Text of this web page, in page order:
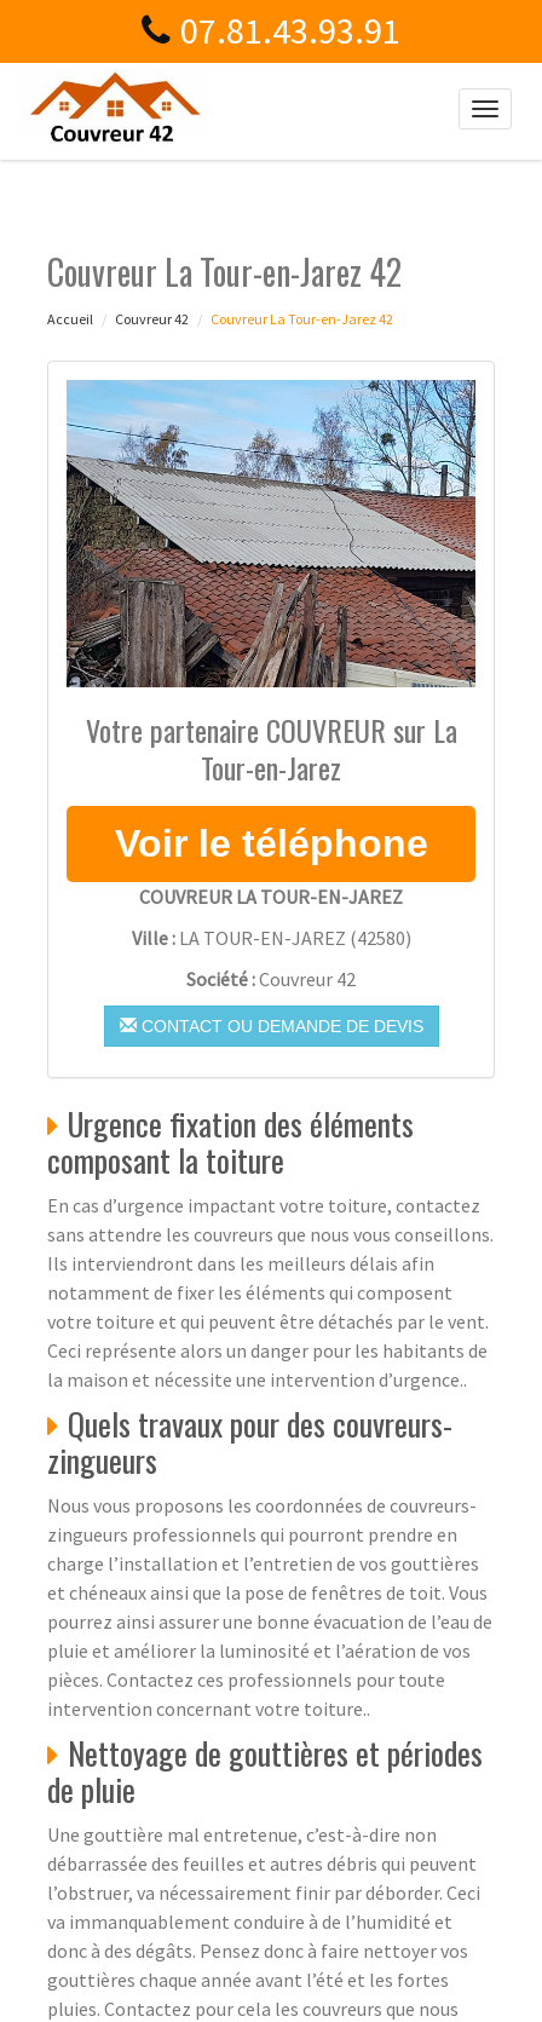
07.81.43.93.91
Toggle
Couvreur La Tour-en-Jarez 42
Accueil Couvreur 42 Couvreur La Tour-en-Jarez 42
Votre partenaire COUVREUR sur La
Tour-en-Jarez
COUVREUR LA TOUR-EN-JAREZ
Ville : LA TOUR-EN-JAREZ (42580)
Société :Couvreur 42
CONTACT OU DEMANDE DE DEVIS
Urgence fixation des éléments
composant la toiture
En cas d’urgence impactant votre toiture, contactez
sans attendre les couvreurs que nous vous conseillons.
Ils interviendront dans les meilleurs délais afin
notamment de fixer les éléments qui composent
votre toiture et qui peuvent être détachés par le vent.
Ceci représente alors un danger pour les habitants de
la maison et nécessite une intervention d’urgence..
Quels travaux pour des couvreurs-
zingueurs
Nous vous proposons les coordonnées de couvreurs-
zingueurs professionnels qui pourront prendre en
charge l’installation et l’entretien de vos gouttières
et chéneaux ainsi que la pose de fenêtres de toit. Vous
pourrez ainsi assurer une bonne évacuation de l’eau de
pluie et améliorer la luminosité et l’aération de vos
pièces. Contactez ces professionnels pour toute
intervention concernant votre toiture..
Nettoyage de gouttières et périodes
de pluie
Une gouttière mal entretenue, c’est-à-dire non
débarrassée des feuilles et autres débris qui peuvent
l’obstruer, va nécessairement finir par déborder. Ceci
va immanquablement conduire à de l’humidité et
donc à des dégâts. Pensez donc à faire nettoyer vos
gouttières chaque année avant l’été et les fortes
pluies. Contactez pour cela les couvreurs que nous